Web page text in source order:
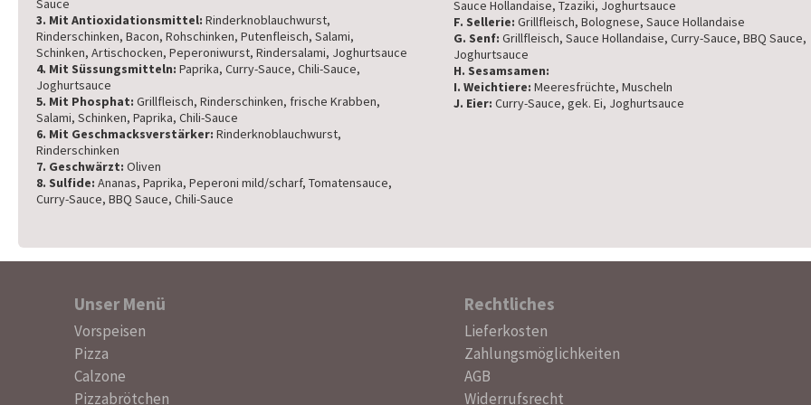
Sauce
3. Mit Antioxidationsmittel: Rinderknoblauchwurst,
Rinderschinken, Bacon, Rohschinken, Putenfleisch, Salami,
Schinken, Artischocken, Peperoniwurst, Rindersalami, Joghurtsauce
4. Mit Süssungsmitteln: Paprika, Curry-Sauce, Chili-Sauce,
Joghurtsauce
5. Mit Phosphat: Grillfleisch, Rinderschinken, frische Krabben,
Salami, Schinken, Paprika, Chili-Sauce
6. Mit Geschmacksverstärker: Rinderknoblauchwurst,
Rinderschinken
7. Geschwärzt: Oliven
8. Sulfide: Ananas, Paprika, Peperoni mild/scharf, Tomatensauce,
Curry-Sauce, BBQ Sauce, Chili-Sauce
Sauce Hollandaise, Tzaziki, Joghurtsauce
F. Sellerie: Grillfleisch, Bolognese, Sauce Hollandaise
G. Senf: Grillfleisch, Sauce Hollandaise, Curry-Sauce, BBQ Sauce,
Joghurtsauce
H. Sesamsamen:
I. Weichtiere: Meeresfrüchte, Muscheln
J. Eier: Curry-Sauce, gek. Ei, Joghurtsauce
Unser Menü
Navigation
überspringen
Vorspeisen
Pizza
Calzone
Pizzabrötchen
Rechtliches
Navigation
überspringen
Lieferkosten
Zahlungsmöglichkeiten
AGB
Widerrufsrecht